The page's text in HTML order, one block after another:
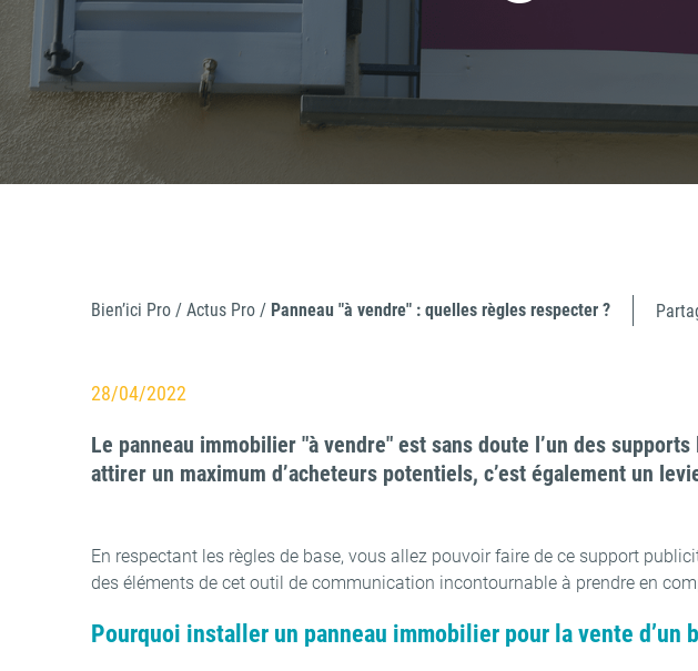
individuelles
Bien’ici Pro / Actus Pro / Panneau "à vendre" : quelles règles respecter ?
28/04/2022
Le panneau immobilier "à vendre" est sans doute l’un des
attirer un maximum d’acheteurs potentiels, c’est également un
En respectant les règles de base, vous allez pouvoir faire de ce support
des éléments de cet outil de communication incontournable à prendre en
Pourquoi installer un panneau immobilier pour la vente d’un